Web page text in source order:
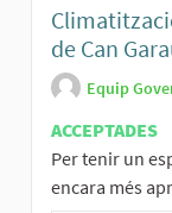
de Can
Equip
ACCEPTADES
Per tenir un
encara més